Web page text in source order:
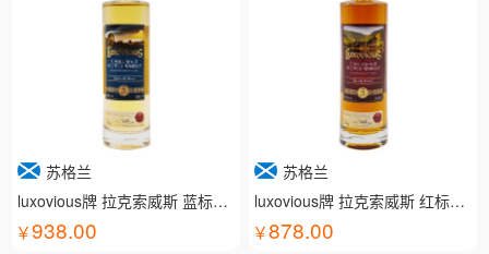
苏格兰
luxovious牌 拉克索威斯 蓝标威士忌
938.00
苏格兰
luxovious牌 拉克索威斯 红标威士忌
878.00